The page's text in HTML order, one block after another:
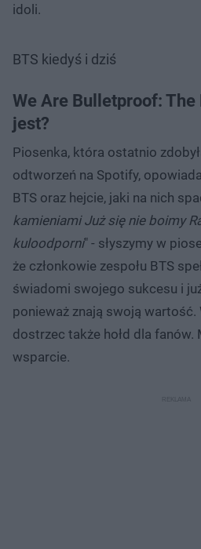
idoli.
BTS kiedyś i dziś
We Are Bulletproof: The
jest?
Piosenka, która ostatnio
odtworzeń na Spotify,
BTS oraz hejcie, jaki na nich
kamieniami Już się nie boimy
kuloodporni" - słyszymy w
że członkowie zespołu BTS
świadomi swojego sukcesu i
ponieważ znają swoją wartość.
dostrzec także hołd dla fanów.
wsparcie.